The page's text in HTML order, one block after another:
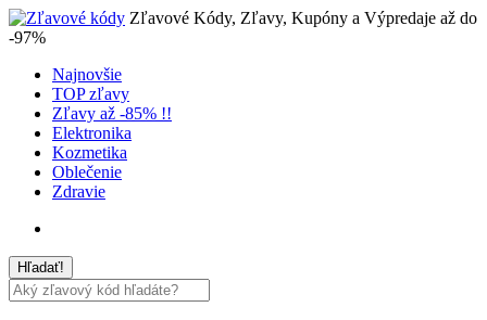
Zľavové Kódy, Zľavy, Kupóny a Výpredaje až do
-97%
Najnovšie
TOP zľavy
Zľavy až -85% !!
Elektronika
Kozmetika
Oblečenie
Zdravie